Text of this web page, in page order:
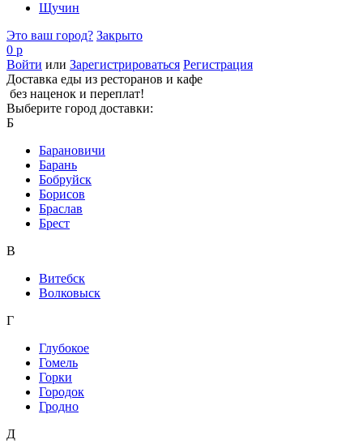
Щучин
Это ваш город? Закрыто
0 р
Войти или Зарегистрироваться Регистрация
Доставка еды из ресторанов и кафе
без наценок и переплат!
Выберите город доставки:
Б
Барановичи
Барань
Бобруйск
Борисов
Браслав
Брест
В
Витебск
Волковыск
Г
Глубокое
Гомель
Горки
Городок
Гродно
Д